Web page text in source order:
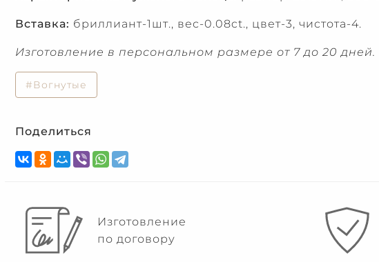
Вставка: бриллиант-1шт., вес-0.08ct., цвет-3, чистота-4.
Изготовление в персональном размере от 7 до 20 дней.
#Вогнутые
Поделиться
Изготовление
по договору